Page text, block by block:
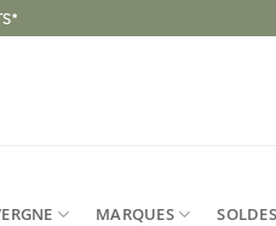
MARQUES SOLDES